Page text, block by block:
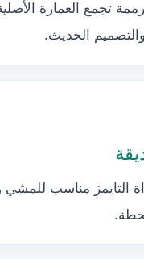
تجمع العمارة
الحديث.
التايمز مناسب للمشي